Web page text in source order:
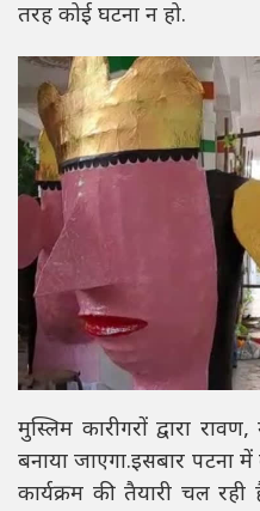
तरह कोई घटना न हो.
मुस्लिम कारीगरों द्वारा
बनाया जाएगा.इसबार
कार्यक्रम की तैयारी चल